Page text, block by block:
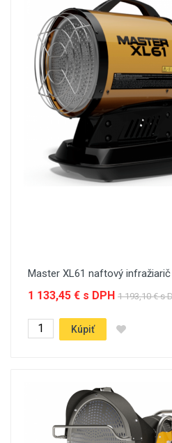
Sú ideálne na bezprašné
na stenách, rozmrazovanie
alebo vykurovanie
Pre dosiahnutie rovnakého
potrebné menej energie.
Master XL61 naftový infražiarič
1 133,45 € s DPH 1 193,10 € s
Kúpiť